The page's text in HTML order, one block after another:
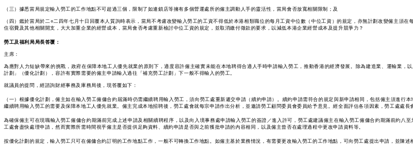
（三）據悉當局規定輸入勞工的工作地點不可超過三個，限制了如連鎖店等擁有多個營運處所的僱主調動人手的靈活性，當局會否放寬相關限制；及
（四）鑑於當局於二○二四年七月十日回覆本人質詢時表示，當局不考慮改變輸入勞工的工資不得低於本港相類職位的每月工資中位數（中位工資）的規定，亦無計劃改變僱主須
住宿費及其他相關開支，大大加重企業的經營成本，當局會否考慮重新檢討中位工資的規定，並取消繳付徵款的要求，以減低本港企業經營成本及提升競爭力？
勞工及福利局局長答覆：
主席：
為應對人力短缺帶來的挑戰，政府在保障本地工人優先就業的原則下，適度容許僱主確實未能在本地聘得合適人手時申請輸入勞工，推動香港的經濟發展。除為建造業、運輸業
計劃」（優化計劃），容許有實際需要的僱主申請輸入過往「補充勞工計劃」下一般不得輸入的勞工。
就議員的提問，經諮詢財經事務及庫務局後，現答覆如下：
（一）根據優化計劃，僱主如在輸入勞工僱傭合約屆滿時仍需繼續聘用輸入勞工，須向勞工處重新遞交申請（續約申請）。續約申請需符合的規定與新申請相同，包括僱主須進
繼續聘用輸入勞工的需要及保障本地工人優先就業。僱主完成本地招聘後，勞工處會就每宗申請作出分析，並邀請勞工顧問委員會委員給予意見。經全面評估各項因素，勞工處處長
為確保僱主可在現職輸入勞工僱傭合約期滿前完成上述申請及相關續聘程序，以及向入境事務處申請輸入勞工的簽證／進入許可，勞工處建議僱主在輸入勞工僱傭合約期滿前約八
工處會盡快處理申請，然而實際所需時間視乎僱主是否提供足夠資料、續約申請是否與之前獲批申請的內容相同，以及僱主曾否在處理過程中更改申請資料等。
按優化計劃的規定，輸入勞工只可在僱傭合約訂明的工作地點工作，一般不可轉換工作地點。如僱主基於業務情況，有需要更改輸入勞工的工作地點，可向勞工處提出申請，並陳述